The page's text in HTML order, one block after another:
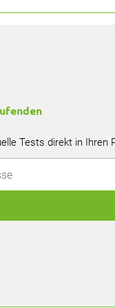
Tests direkt in Ihren